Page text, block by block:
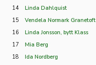
14
Linda Dahlquist
15
Vendela Normark Granetoft
16
Linda Jonsson, bytt Klass
17
Mia Berg
18
Ida Nordberg